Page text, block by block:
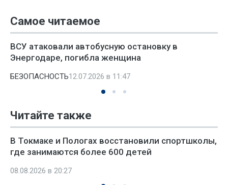
Самое читаемое
ВСУ атаковали автобусную остановку в
Энергодаре, погибла женщина
БЕЗОПАСНОСТЬ12.07.2026 в 11:47
Читайте также
В Токмаке и Пологах восстановили спортшколы,
где занимаются более 600 детей
08.08.2026 в 20:27